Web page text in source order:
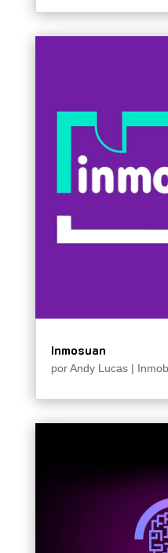
Inmosuan
porAndy Lucas|